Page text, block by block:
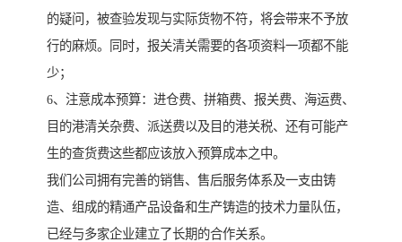
的疑问，被查验发现与实际货物不符，将会带来不予放
行的麻烦。同时，报关清关需要的各项资料一项都不能
少；
6、注意成本预算：进仓费、拼箱费、报关费、海运费、
目的港清关杂费、派送费以及目的港关税、还有可能产
生的查货费这些都应该放入预算成本之中。
我们公司拥有完善的销售、售后服务体系及一支由铸
造、组成的精通产品设备和生产铸造的技术力量队伍，
已经与多家企业建立了长期的合作关系。